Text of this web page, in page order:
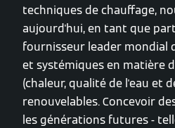
techniques de chauffage,
aujourd'hui, en tant que
fournisseur leader mondial
et systémiques en matière
(chaleur, qualité de l'eau et
renouvelables. Concevoir
les générations futures -